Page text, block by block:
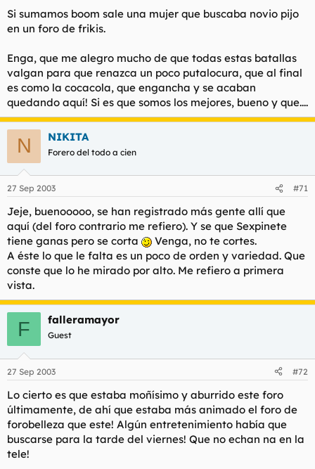
Si sumamos boom sale una mujer que buscaba novio pijo
en un foro de frikis.
Enga, que me alegro mucho de que todas estas batallas
valgan para que renazca un poco putalocura, que al final
es como la cocacola, que engancha y se acaban
quedando aquí! Si es que somos los mejores, bueno y que....
N NIKITA
Forero del todo a cien
27 Sep 2003 #71
Jeje, buenooooo, se han registrado más gente allí que
aquí (del foro contrario me refiero). Y se que Sexpinete
tiene ganas pero se corta
Venga, no te cortes.
A éste lo que le falta es un poco de orden y variedad. Que
conste que lo he mirado por alto. Me refiero a primera
vista.
F falleramayor
Guest
27 Sep 2003 #72
Lo cierto es que estaba moñísimo y aburrido este foro
últimamente, de ahí que estaba más animado el foro de
forobelleza que este! Algún entretenimiento había que
buscarse para la tarde del viernes! Que no echan na en la
tele!